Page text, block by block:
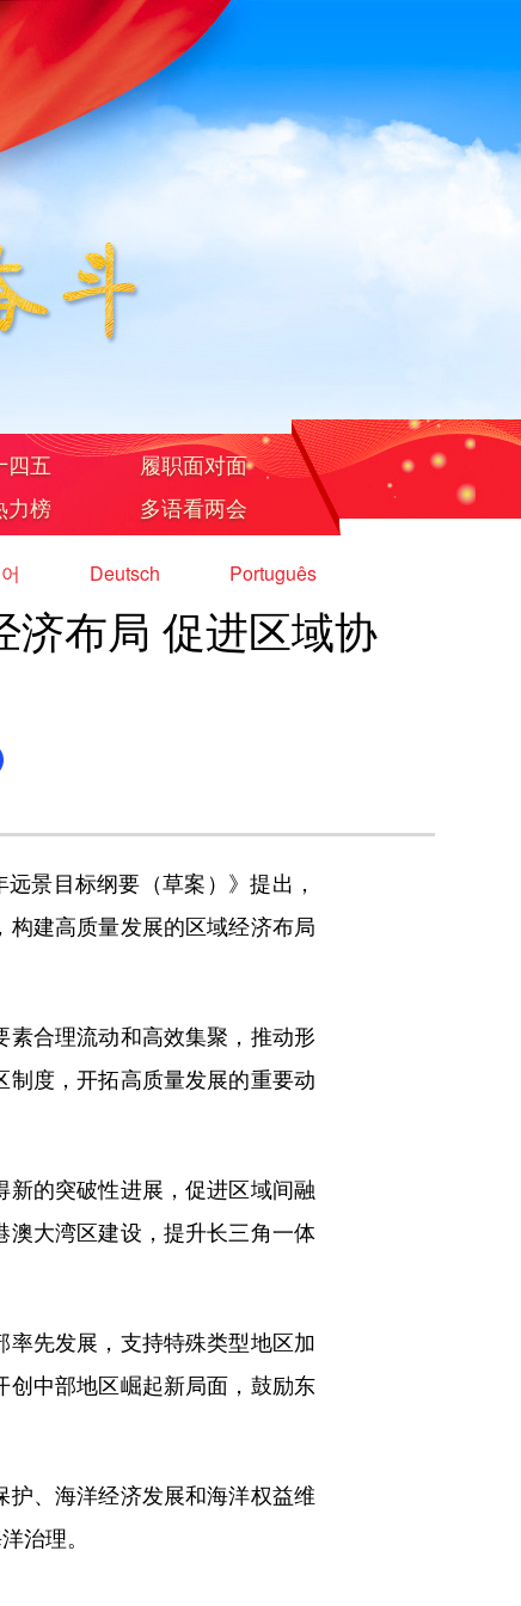
四五
履职面对面
力榜 多语看两会
Deutsch Português
济布局 促进区域协
景目标纲要（草案）》提出，
建高质量发展的区域经济布局
合理流动和高效集聚，推动形
度，开拓高质量发展的重要动
的突破性进展，促进区域间融
大湾区建设，提升长三角一体
先发展，支持特殊类型地区加
中部地区崛起新局面，鼓励东
、海洋经济发展和海洋权益维
治理。